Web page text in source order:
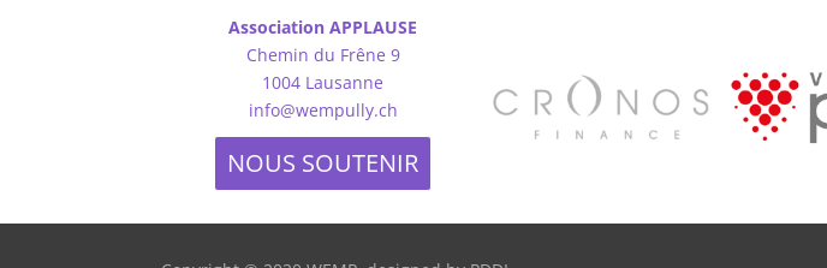
Association APPLAUSE
Chemin du Frêne 9
1004 Lausanne
info@wempully.ch
NOUS SOUTENIR